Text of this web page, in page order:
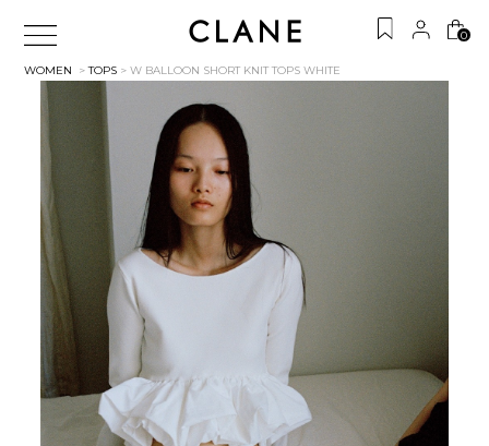
0
WOMEN >TOPS > W BALLOON SHORT KNIT TOPSWHITE